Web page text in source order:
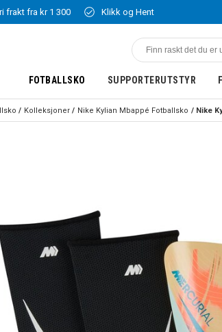
frakt fra kr 1 300 Klikk og Hent
FOTBALLSKO SUPPORTERUTSTYR
Kolleksjoner Nike Kylian Mbappé Fotballsko